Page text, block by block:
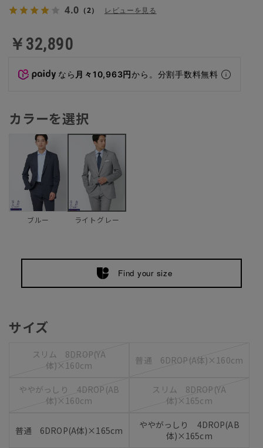
4.0 （2） レビューを見る
￥32,890
なら 月々10,963円から。分割手数料無料
カラーを選択
ブルー ライトグレー
Find your size
サイズ
スリム 8DROP(YA
体)×160cm
普通 6DROP(A体)×160cm
ややがっしり 4DROP(AB
体)×160cm
スリム 8DROP(YA
体)×165cm
普通 6DROP(A体)×165cm
ややがっしり 4DROP(AB
体)×165cm